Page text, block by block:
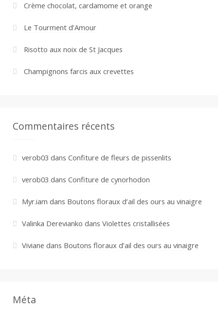
Crème chocolat, cardamome et orange
Le Tourment d’Amour
Risotto aux noix de St Jacques
Champignons farcis aux crevettes
Commentaires récents
verob03 dans Confiture de fleurs de pissenlits
verob03 dans Confiture de cynorhodon
Myr.iam dans Boutons floraux d’ail des ours au vinaigre
Valinka Derevianko dans Violettes cristallisées
Viviane dans Boutons floraux d’ail des ours au vinaigre
Méta